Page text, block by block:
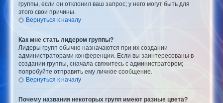
группы, если он отклонил ваш запрос; у него могут быть для
этого свои причины.
Вернуться к началу
Как мне стать лидером группы?
Лидеры групп обычно назначаются при их создании
администраторами конференции. Если вы заинтересованы в
создании группы, сначала свяжитесь с администратором;
попробуйте отправить ему личное сообщение.
Вернуться к началу
Почему названия некоторых групп имеют разные цвета?